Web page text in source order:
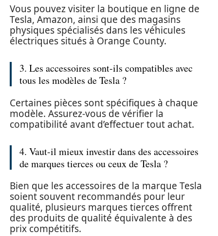
Vous pouvez visiter la boutique en ligne de
Tesla, Amazon, ainsi que des magasins
physiques spécialisés dans les véhicules
électriques situés à Orange County.
3. Les accessoires sont-ils compatibles avec
tous les modèles de Tesla ?
Certaines pièces sont spécifiques à chaque
modèle. Assurez-vous de vérifier la
compatibilité avant d’effectuer tout achat.
4. Vaut-il mieux investir dans des accessoires
de marques tierces ou ceux de Tesla ?
Bien que les accessoires de la marque Tesla
soient souvent recommandés pour leur
qualité, plusieurs marques tierces offrent
des produits de qualité équivalente à des
prix compétitifs.